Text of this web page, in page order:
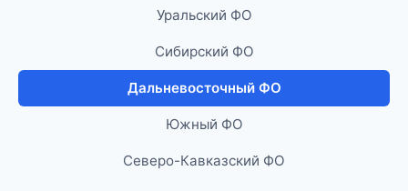
Уральский ФО
Сибирский ФО
Дальневосточный ФО
Южный ФО
Северо-Кавказский ФО